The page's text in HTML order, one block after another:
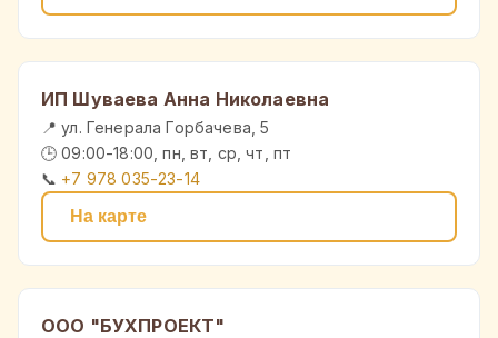
ИП Шуваева Анна Николаевна
📍 ул. Генерала Горбачева, 5
🕒 09:00-18:00, пн, вт, ср, чт, пт
📞 +7 978 035-23-14
На карте
ООО "БУХПРОЕКТ"